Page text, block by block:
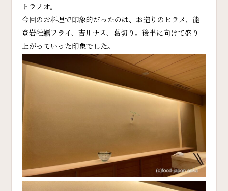
トラノオ。
今回のお料理で印象的だったのは、お造りのヒラメ、能
登岩牡蠣フライ、吉川ナス、葛切り。後半に向けて盛り
上がっていった印象でした。